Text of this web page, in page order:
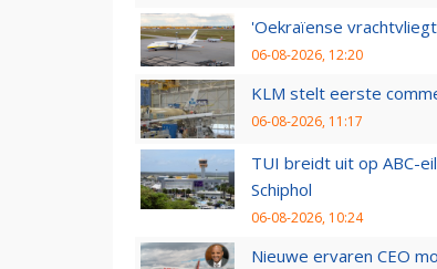
'Oekraïense
06-08-2026, 12:20
KLM stelt eerste
06-08-2026, 11:17
TUI breidt uit op ABC-
Schiphol
06-08-2026, 10:24
Nieuwe ervaren CEO